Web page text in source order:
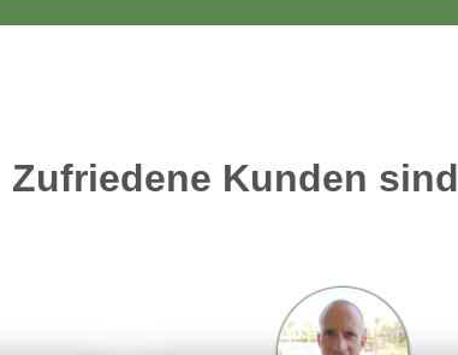
Zufriedene Kunden